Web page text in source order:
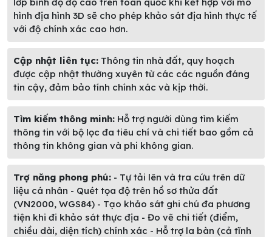
hình địa hình 3D sẽ cho phép khảo sát địa hình thực tế
với độ chính xác cao hơn.
Cập nhật liên tục: Thông tin nhà đất, quy hoạch
được cập nhật thường xuyên từ các các nguồn đáng
tin cậy, đảm bảo tính chính xác và kịp thời.
Tìm kiếm thông minh: Hỗ trợ người dùng tìm kiếm
thông tin với bộ lọc đa tiêu chí và chi tiết bao gồm cả
thông tin không gian và phi không gian.
Trợ năng phong phú: - Tự tải lên và tra cứu trên dữ
liệu cá nhân - Quét tọa độ trên hồ sơ thửa đất
(VN2000, WGS84) - Tạo khảo sát ghi chú đa phương
tiện khi đi khảo sát thực địa - Đo vẽ chi tiết (điểm,
chiều dài, diện tích) chính xác - Hỗ trợ la bàn (cả tĩnh